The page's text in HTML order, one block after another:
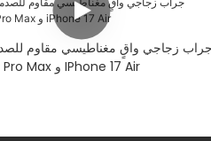
جراب زجاجي واقٍ مغناطيسي مقاوم
IPhone 17 Pro Max و IPhone 17 Air